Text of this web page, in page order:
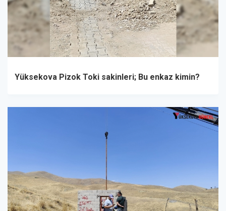
Yüksekova Pizok Toki sakinleri; Bu enkaz kimin?